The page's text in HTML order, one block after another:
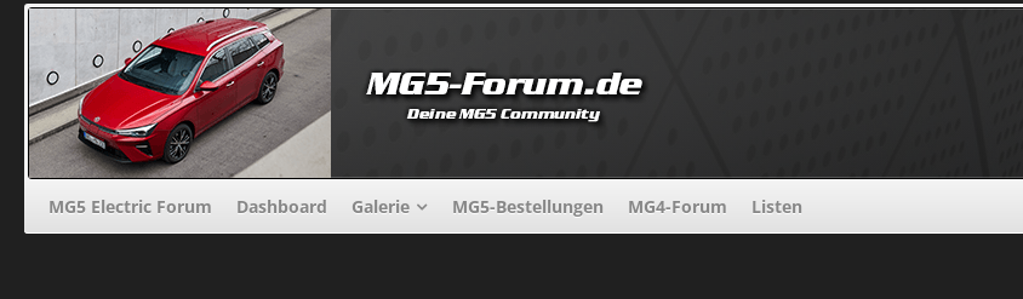
MG5 Electric Forum Dashboard Galerie MG5-Bestellungen MG4-Forum Listen